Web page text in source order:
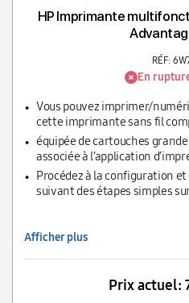
HP Imprimante
RÉF:
En
Vous pouvez imprimer/
cette imprimante sans fil
équipée de cartouches
associée à l’application
utiliser.
Procédez à la configuration
suivant des étapes simples
Afficher plus
Prix actuel: